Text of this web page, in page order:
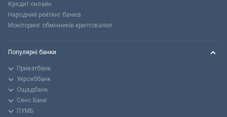
Кредит онлайн
Народний рейтинг банків
Моніторинг обмінників криптовалют
Популярні банки
Приватбанк
Укрсиббанк
Ощадбанк
Сенс Банк
ПУМБ